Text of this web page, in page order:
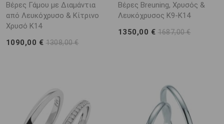
Βέρες Γάμου με Διαμάντια
από Λευκόχρυσο & Κίτρινο
Χρυσό K14
1090,00 € 1308,00 €
Βέρες Breuning, Χρυσός &
Λευκόχρυσος K9-Κ14
1350,00 € 1687,00 €